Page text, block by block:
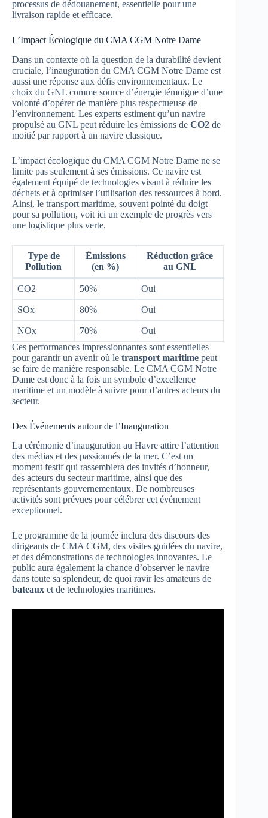
processus de dédouanement, essentielle pour une
livraison rapide et efficace.
L’Impact Écologique du CMA CGM Notre Dame
Dans un contexte où la question de la durabilité devient
cruciale, l’inauguration du CMA CGM Notre Dame est
aussi une réponse aux défis environnementaux. Le
choix du GNL comme source d’énergie témoigne d’une
volonté d’opérer de manière plus respectueuse de
l’environnement. Les experts estiment qu’un navire
propulsé au GNL peut réduire les émissions de CO2 de
moitié par rapport à un navire classique.
L’impact écologique du CMA CGM Notre Dame ne se
limite pas seulement à ses émissions. Ce navire est
également équipé de technologies visant à réduire les
déchets et à optimiser l’utilisation des ressources à bord.
Ainsi, le transport maritime, souvent pointé du doigt
pour sa pollution, voit ici un exemple de progrès vers
une logistique plus verte.
Type de
Pollution
Émissions
(en %)
Réduction grâce
au GNL
CO2 50% Oui
SOx 80% Oui
NOx 70%
Oui
Ces performances impressionnantes sont essentielles
pour garantir un avenir où le transport maritime peut
se faire de manière responsable. Le CMA CGM Notre
Dame est donc à la fois un symbole d’excellence
maritime et un modèle à suivre pour d’autres acteurs du
secteur.
Des Événements autour de l’Inauguration
La cérémonie d’inauguration au Havre attire l’attention
des médias et des passionnés de la mer. C’est un
moment festif qui rassemblera des invités d’honneur,
des acteurs du secteur maritime, ainsi que des
représentants gouvernementaux. De nombreuses
activités sont prévues pour célébrer cet événement
exceptionnel.
Le programme de la journée inclura des discours des
dirigeants de CMA CGM, des visites guidées du navire,
et des démonstrations de technologies innovantes. Le
public aura également la chance d’observer le navire
dans toute sa splendeur, de quoi ravir les amateurs de
bateaux et de technologies maritimes.